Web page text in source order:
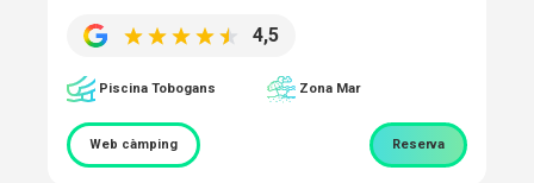
4,5
Piscina Tobogans Zona Mar
Web càmping Reserva